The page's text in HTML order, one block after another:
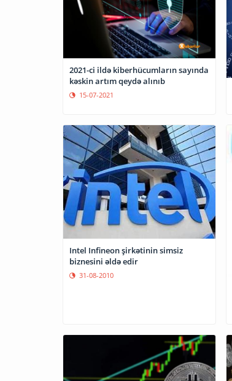
2021-ci ildə kiberhücumların sayında
kəskin artım qeydə alınıb
15-07-2021
Intel Infineon şirkətinin simsiz
biznesini əldə edir
31-08-2010